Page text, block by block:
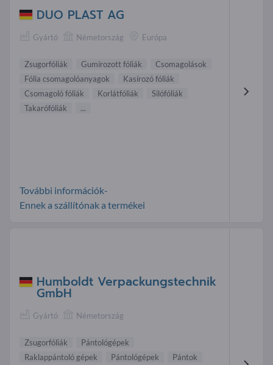
DUO PLAST AG
Gyártó Németország Európa
Zsugorfóliák Gumírozott fóliák
Csomagolások
Fólia csomagolóanyagok
Kasírozó fóliák
Csomagoló fóliák
Korlátfóliák
Silófóliák
Takarófóliák
...
További információk-
Ennek a szállítónak a termékei
Humboldt Verpackungstechnik
GmbH
Gyártó Németország
Zsugorfóliák
Pántológépek
Raklappántoló gépek
Pántológépek Pántok